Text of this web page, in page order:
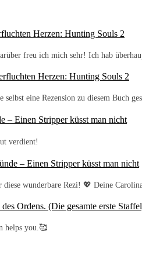
Herzen: Hunting Souls 2
freu ich mich sehr! Ich hab
Herzen: Hunting Souls 2
selbst eine Rezension zu diesem Buch
– Einen Stripper küsst man nicht
verdient!
– Einen Stripper küsst man nicht
diese wunderbare Rezi! 💖 Deine
Ordens. (Die gesamte erste
helps you.🥰